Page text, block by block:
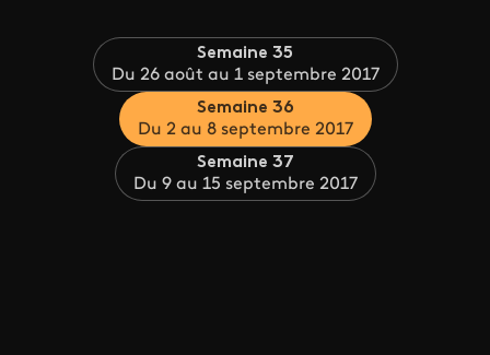
Semaine 35
Du 26 août au 1 septembre 2017
Semaine 36
Du 2 au 8 septembre 2017
Semaine 37
Du 9 au 15 septembre 2017